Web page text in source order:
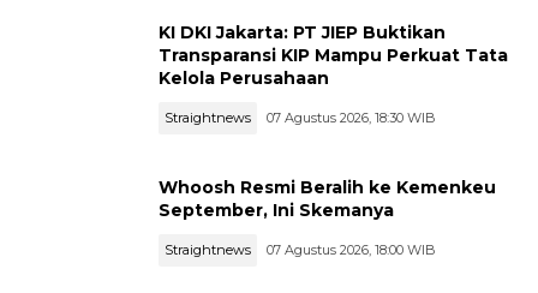
KI DKI Jakarta: PT JIEP Buktikan
Transparansi KIP Mampu Perkuat Tata
Kelola Perusahaan
Straightnews 07 Agustus 2026, 18:30 WIB
Whoosh Resmi Beralih ke Kemenkeu
September, Ini Skemanya
Straightnews 07 Agustus 2026, 18:00 WIB